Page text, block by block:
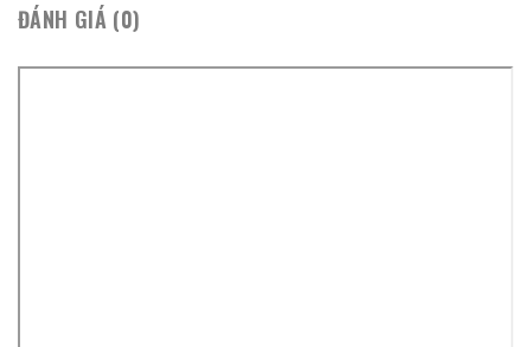
ĐÁNH GIÁ (0)